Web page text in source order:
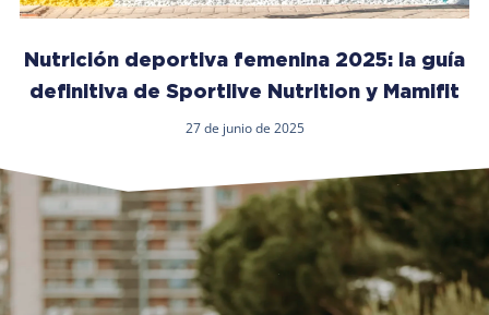
Nutrición deportiva femenina 2025: la guía
definitiva de Sportlive Nutrition y Mamifit
27 de junio de 2025